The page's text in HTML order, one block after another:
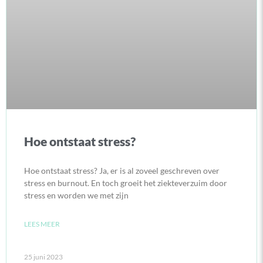
Hoe ontstaat stress?
Hoe ontstaat stress? Ja, er is al zoveel geschreven over
stress en burnout. En toch groeit het ziekteverzuim door
stress en worden we met zijn
LEES MEER
25 juni 2023